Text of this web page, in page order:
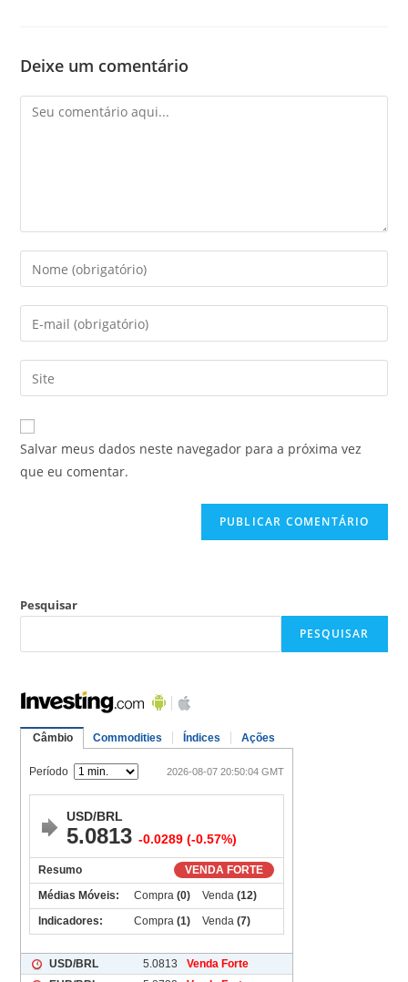
Deixe um comentário
Salvar meus dados neste navegador para a próxima vez
que eu comentar.
Pesquisar
PESQUISAR